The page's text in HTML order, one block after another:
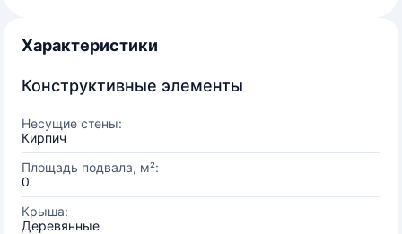
Характеристики
Конструктивные элементы
Несущие стены:
Кирпич
Площадь подвала, м²:
0
Крыша:
Деревянные